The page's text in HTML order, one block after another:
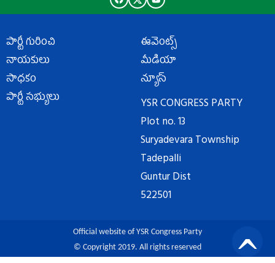
పార్టీ గురించి
నాయకులు
సాధకం
పార్టీ సభ్యులు
ఈవెంట్స్
మీడియా
న్యూస్
YSR CONGRESS PARTY
Plot no. 13
Suryadevara Township
Tadepalli
Guntur Dist
522501
Official website of YSR Congress Party
© Copyright 2019. All rights reserved